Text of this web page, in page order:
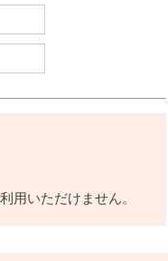
用いただけません。